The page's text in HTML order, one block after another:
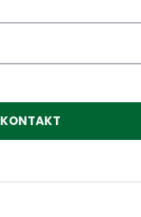
KONTAKT